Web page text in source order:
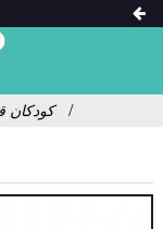
کودکان